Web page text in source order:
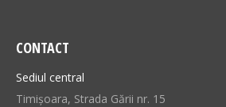
CONTACT
Sediul central
Timișoara, Strada Gării nr. 15